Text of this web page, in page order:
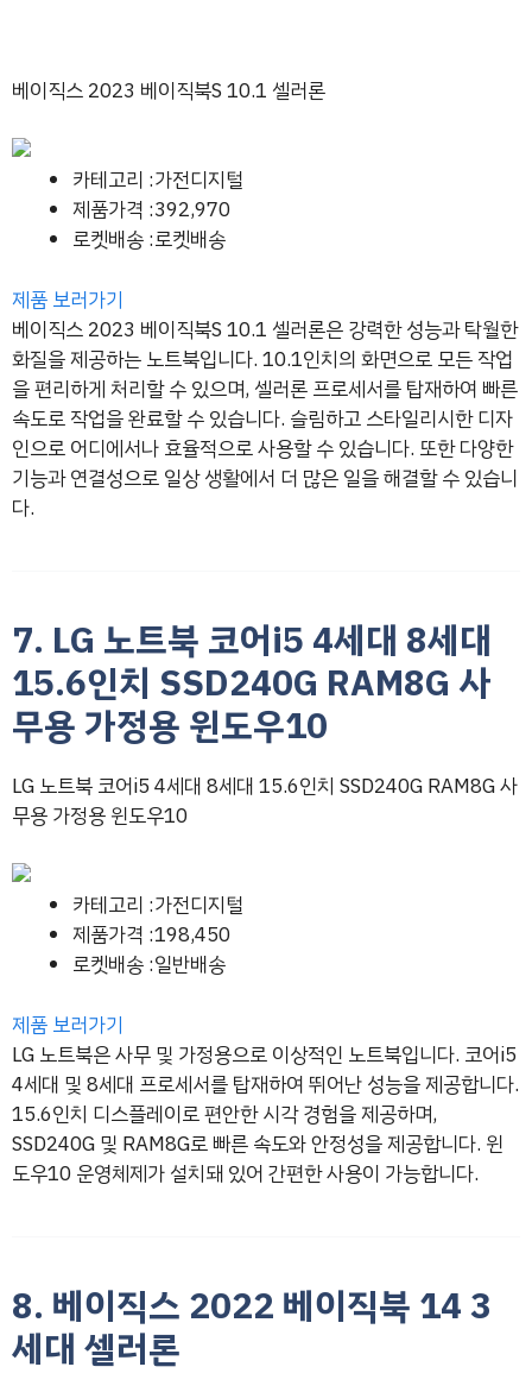
베이직스 2023 베이직북S 10.1 셀러론
카테고리 :가전디지털
제품가격 :392,970
로켓배송 :로켓배송
제품 보러가기
베이직스 2023 베이직북S 10.1 셀러론은 강력한 성능과 탁월한
화질을 제공하는 노트북입니다. 10.1인치의 화면으로 모든 작업
을 편리하게 처리할 수 있으며, 셀러론 프로세서를 탑재하여 빠른
속도로 작업을 완료할 수 있습니다. 슬림하고 스타일리시한 디자
인으로 어디에서나 효율적으로 사용할 수 있습니다. 또한 다양한
기능과 연결성으로 일상 생활에서 더 많은 일을 해결할 수 있습니
다.
7. LG 노트북 코어i5 4세대 8세대
15.6인치 SSD240G RAM8G 사
무용 가정용 윈도우10
LG 노트북 코어i5 4세대 8세대 15.6인치 SSD240G RAM8G 사
무용 가정용 윈도우10
카테고리 :가전디지털
제품가격 :198,450
로켓배송 :일반배송
제품 보러가기
LG 노트북은 사무 및 가정용으로 이상적인 노트북입니다. 코어i5
4세대 및 8세대 프로세서를 탑재하여 뛰어난 성능을 제공합니다.
15.6인치 디스플레이로 편안한 시각 경험을 제공하며,
SSD240G 및 RAM8G로 빠른 속도와 안정성을 제공합니다. 윈
도우10 운영체제가 설치돼 있어 간편한 사용이 가능합니다.
8. 베이직스 2022 베이직북 14 3
세대 셀러론